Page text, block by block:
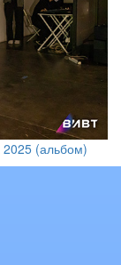
2025 (альбом)